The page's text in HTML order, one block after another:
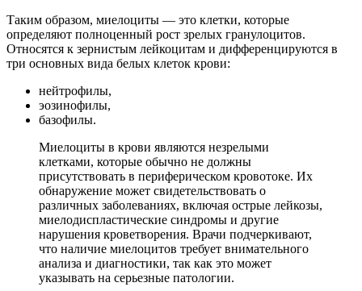
Таким образом, миелоциты — это клетки, которые
определяют полноценный рост зрелых гранулоцитов.
Относятся к зернистым лейкоцитам и дифференцируются в
три основных вида белых клеток крови:
нейтрофилы,
эозинофилы,
базофилы.
Миелоциты в крови являются незрелыми
клетками, которые обычно не должны
присутствовать в периферическом кровотоке. Их
обнаружение может свидетельствовать о
различных заболеваниях, включая острые лейкозы,
миелодиспластические синдромы и другие
нарушения кроветворения. Врачи подчеркивают,
что наличие миелоцитов требует внимательного
анализа и диагностики, так как это может
указывать на серьезные патологии.